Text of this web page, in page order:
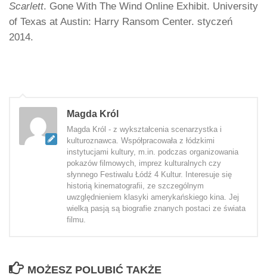
Scarlett. Gone With The Wind Online Exhibit. University
of Texas at Austin: Harry Ransom Center. styczeń
2014.
Magda Król
Magda Król - z wykształcenia scenarzystka i
kulturoznawca. Współpracowała z łódzkimi
instytucjami kultury, m.in. podczas organizowania
pokazów filmowych, imprez kulturalnych czy
słynnego Festiwalu Łódź 4 Kultur. Interesuje się
historią kinematografii, ze szczególnym
uwzględnieniem klasyki amerykańskiego kina. Jej
wielką pasją są biografie znanych postaci ze świata
filmu.
MOŻESZ POLUBIĆ TAKŻE